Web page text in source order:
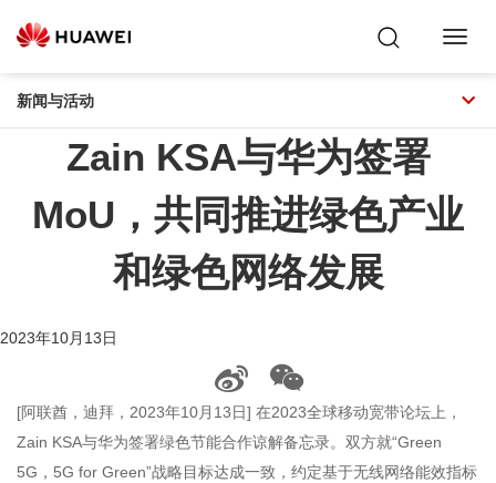
新闻与活动
Zain KSA与华为签署
MoU，共同推进绿色产业
和绿色网络发展
2023年10月13日
[阿联酋，迪拜，2023年10月13日] 在2023全球移动宽带论坛上，
Zain KSA与华为签署绿色节能合作谅解备忘录。双方就“Green
5G，5G for Green”战略目标达成一致，约定基于无线网络能效指标